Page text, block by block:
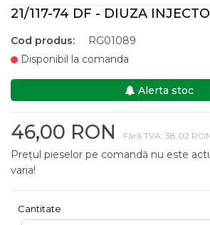
21/117-74 DF - DIUZA
Cod produs:
RG01089
Disponibil la comanda
Alerta stoc
46,00 RON Fără TVA: 38,02
Prețul pieselor pe comandă nu este
varia!
Cantitate